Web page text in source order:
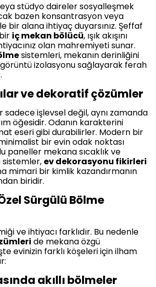
stüdyo daireler sosyalleşmek
bazen konsantrasyon veya
bir alana ihtiyaç duyarsınız. Şeffaf
iç mekan bölücü, ışık akışını
olan mahremiyeti sunar.
sistemleri, mekanın derinliğini
izolasyonu sağlayarak ferah
ve dekoratif çözümler
sadece işlevsel değil, aynı zamanda
öğesidir. Odanın karakterini
eseri gibi durabilirler. Modern bir
bir evin odak noktası
paneller mekana sıcaklık ve
sistemler, ev dekorasyonu fikirleri
mimari bir kimlik kazandırmanın
biridir.
Sürgülü Bölme
ve ihtiyacı farklıdır. Bu nedenle
de mekana özgü
evinizin farklı köşeleri için ilham
akıllı bölmeler